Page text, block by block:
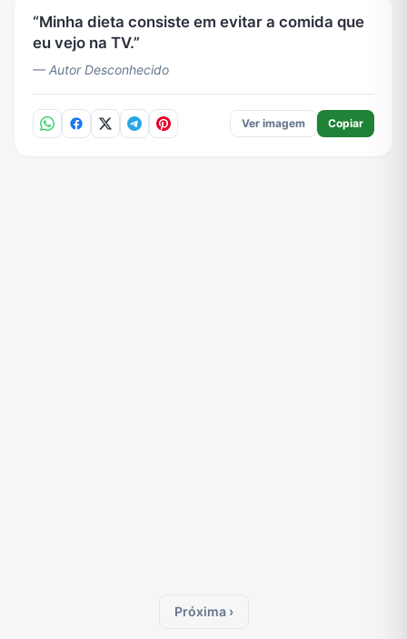
Minha dieta consiste em evitar a comida que
eu vejo na TV.
— Autor Desconhecido
Ver imagem Copiar
Próxima ›